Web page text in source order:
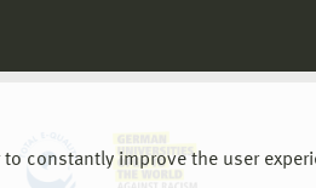
constantly improve the user